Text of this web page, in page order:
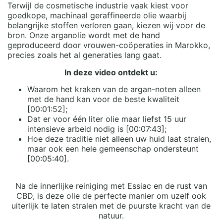
Terwijl de cosmetische industrie vaak kiest voor
goedkope, machinaal geraffineerde olie waarbij
belangrijke stoffen verloren gaan, kiezen wij voor de
bron. Onze arganolie wordt met de hand
geproduceerd door vrouwen-coöperaties in Marokko,
precies zoals het al generaties lang gaat.
In deze video ontdekt u:
Waarom het kraken van de argan-noten alleen
met de hand kan voor de beste kwaliteit
[00:01:52];
Dat er voor één liter olie maar liefst 15 uur
intensieve arbeid nodig is [00:07:43];
Hoe deze traditie niet alleen uw huid laat stralen,
maar ook een hele gemeenschap ondersteunt
[00:05:40].
Na de innerlijke reiniging met Essiac en de rust van
CBD, is deze olie de perfecte manier om uzelf ook
uiterlijk te laten stralen met de puurste kracht van de
natuur.